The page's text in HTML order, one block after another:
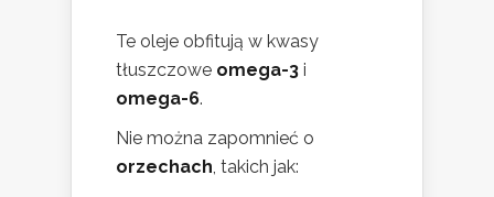
Te oleje obfitują w kwasy
tłuszczowe omega-3 i
omega-6.
Nie można zapomnieć o
orzechach, takich jak: